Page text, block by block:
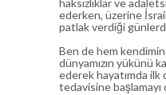
ederken, üzerine
patlak verdiği
Ben de hem
dünyamızın yükünü
ederek hayatımda
tedavisine